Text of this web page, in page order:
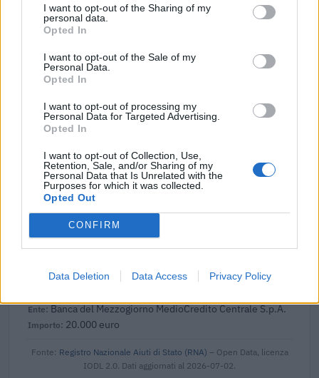
I want to opt-out of the Sharing of my
personal data.
Opted In
I want to opt-out of the Sale of my
Personal Data.
Opted In
I want to opt-out of processing my
Personal Data for Targeted Advertising.
Opted In
I want to opt-out of Collection, Use,
Retention, Sale, and/or Sharing of my
Personal Data that Is Unrelated with the
Purposes for which it was collected.
Opted Out
CONFIRM
Data Deletion Data Access Privacy Policy
2023-04-21
Fondo di garanzia per le piccole e medie imprese
Banca del Mezzogiorno MedioCredito Centrale S.p.A.
2023-04-04
seguito della crisi economica causata dall'epidemia di
COVID-19 [con mo
834 euro
2022-05-25
COVID-19: Fondo di garanzia PMI - Modifica
SA.56966, SA.57625, SA.59655
Banca del Mezzogiorno MedioCredito Centrale S.p.A.
5.000 euro
2022-01-18
Banca del Mezzogiorno MedioCredito Centrale S.p.A.
20.000 euro
Fonte: Registro Nazionale Aiuti di Stato (RNA) – Open Data, licenza
IODL 2.0. Dati aggiornati al 2026-07-02.